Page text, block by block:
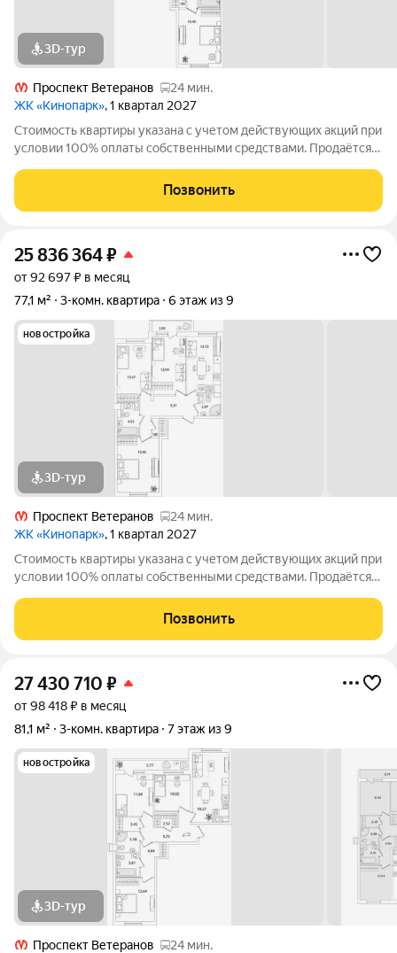
3D-тур
Проспект Ветеранов
24 мин.
ЖК «Кинопарк», 1 квартал 2027
Стоимость квартиры указана с учетом действующих акций при
условии 100% оплаты собственными средствами. Продаётся
(Росстройинвест). Квартира находится в 9 этажном доме, в
Очередь 1, Корпус 1
Позвонить
25 836 364₽
от 92 697 ₽ в месяц
77,1 м²
3-комн. квартира 6 этаж из 9
новостройка
3D-тур
Проспект Ветеранов
24 мин.
ЖК «Кинопарк», 1 квартал 2027
Стоимость квартиры указана с учетом действующих акций при
условии 100% оплаты собственными средствами. Продаётся
(Росстройинвест). Квартира находится в 9 этажном доме, в
Очередь 1, Корпус 1
Позвонить
27 430 710 ₽
от 98 418 ₽ в месяц
81,1 м²
3-комн. квартира 7 этаж из 9
новостройка
3D-тур
Проспект Ветеранов
24 мин.